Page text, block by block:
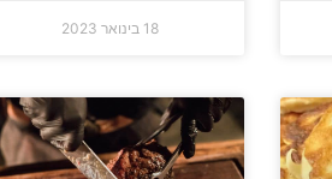
18 בינואר 2023